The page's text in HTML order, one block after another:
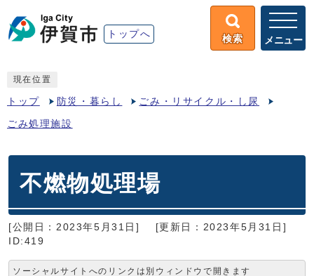
トップへ 検索 メニュー
現在位置
トップ 防災・暮らし ごみ・リサイクル・し尿
ごみ処理施設
不燃物処理場
[公開日：2023年5月31日]
[更新日：2023年5月31日]
ID:419
ソーシャルサイトへのリンクは別ウィンドウで開きます